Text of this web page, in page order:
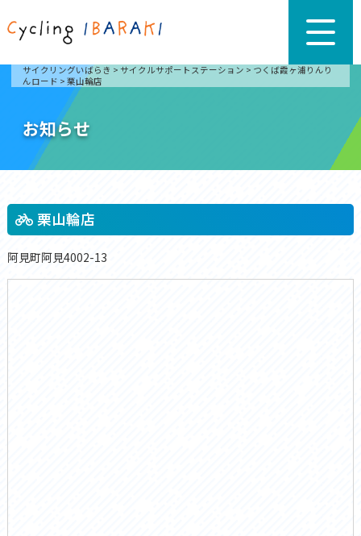
サイクリングいばらき > サイクルサポートステーション > つくば霞ヶ浦りんり
んロード > 栗山輪店
お知らせ
栗山輪店
阿見町阿見4002-13